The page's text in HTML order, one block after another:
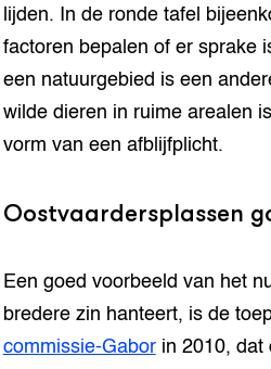
lijden. In de ronde tafel
factoren bepalen of er sprake
een natuurgebied is een
wilde dieren in ruime arealen
vorm van een afblijfplicht.
Oostvaardersplassen
Een goed voorbeeld van het
bredere zin hanteert, is de
commissie-Gaborin 2010, dat